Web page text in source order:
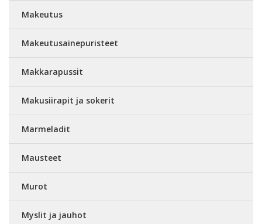
Makeutus
Makeutusainepuristeet
Makkarapussit
Makusiirapit ja sokerit
Marmeladit
Mausteet
Murot
Myslit ja jauhot